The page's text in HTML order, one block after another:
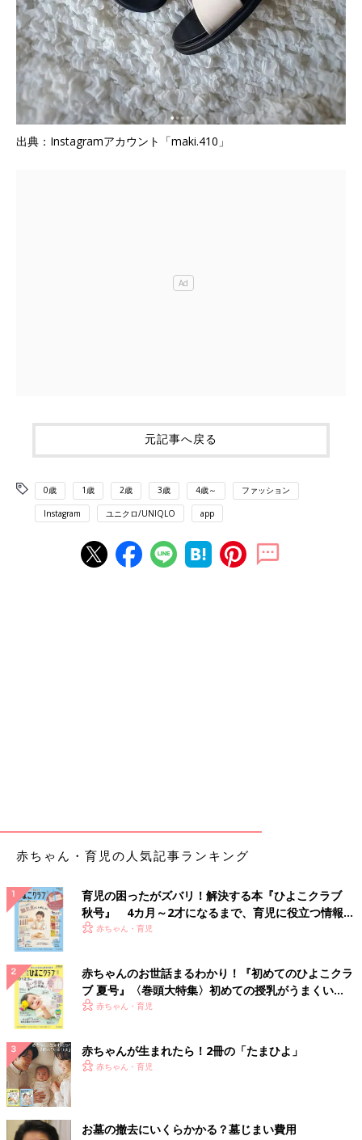
出典：Instagramアカウント「maki.410」
元記事へ戻る
0歳 1歳 2歳 3歳 4歳～ ファッション
Instagram ユニクロ/UNIQLO app
赤ちゃん・育児の人気記事ランキング
育児の困ったがズバリ！解決する本『ひよこクラブ
秋号』 4カ月～2才になるまで、育児に役立つ情報が
いっぱい！
赤ちゃん・育児
赤ちゃんのお世話まるわかり！『初めてのひよこクラ
ブ 夏号』〈巻頭大特集〉初めての授乳がうまくい
く！ おっぱい・ミルクの基本と夏のトラブル 解決テ
赤ちゃん・育児
赤ちゃんが生まれたら！2冊の「たまひよ」
赤ちゃん・育児
お墓の撤去にいくらかかる？墓じまい費用